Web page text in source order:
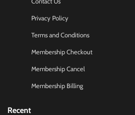
Privacy Policy
Terms and Conditions
Membership Checkout
Membership Cancel
Membership Billing
Recent